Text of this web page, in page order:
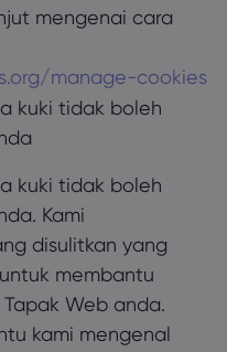
mengenai cara
manage-cookies
kuki tidak boleh
kuki tidak boleh
Kami
disulitkan yang
membantu
Web anda.
kami mengenal